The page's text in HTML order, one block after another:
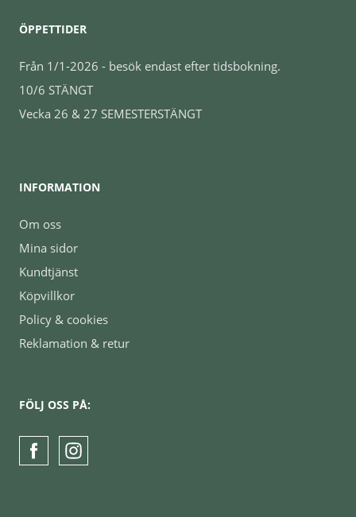
ÖPPETTIDER
Från 1/1-2026 - besök endast efter tidsbokning.
10/6 STÄNGT
Vecka 26 & 27 SEMESTERSTÄNGT
INFORMATION
Om oss
Mina sidor
Kundtjänst
Köpvillkor
Policy & cookies
Reklamation & retur
FÖLJ OSS PÅ: